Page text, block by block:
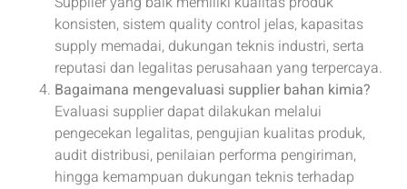
konsisten, sistem quality control jelas, kapasitas
supply memadai, dukungan teknis industri, serta
reputasi dan legalitas perusahaan yang terpercaya.
Bagaimana mengevaluasi supplier bahan kimia?
Evaluasi supplier dapat dilakukan melalui
pengecekan legalitas, pengujian kualitas produk,
audit distribusi, penilaian performa pengiriman,
hingga kemampuan dukungan teknis terhadap